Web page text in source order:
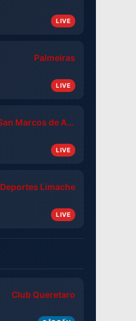
LIVE
Palmeiras
LIVE
San Marcos de Arica
LIVE
Deportes Limache
LIVE
Club Queretaro